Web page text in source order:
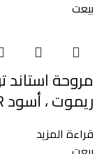
بيعت
ريموت ، أسود EFS-95SR
قراءة المزيد